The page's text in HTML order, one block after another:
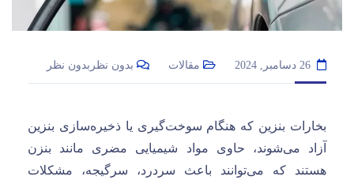
مقالات بدون نظربدون نظر
بخارات بنزین که هنگام سوخت‌گیری یا ذخیره‌سازی بنزین
آزاد می‌شوند، حاوی مواد شیمیایی مضری مانند بنزن
هستند که می‌توانند باعث سردرد، سرگیجه، مشکلات